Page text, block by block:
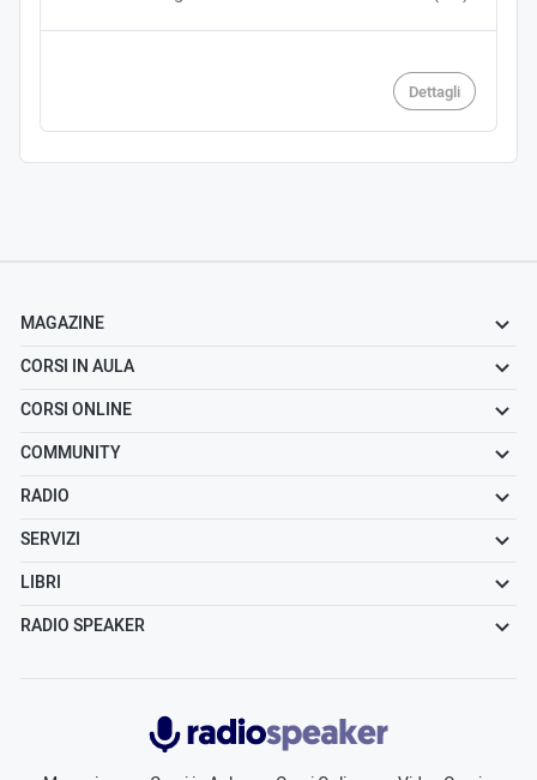
Dettagli
MAGAZINE
CORSI IN AULA
CORSI ONLINE
COMMUNITY
RADIO
SERVIZI
LIBRI
RADIO SPEAKER
Radiospeaker.it